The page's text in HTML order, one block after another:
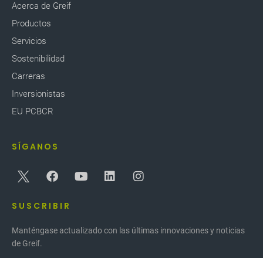
Acerca de Greif
Productos
Servicios
Sostenibilidad
Carreras
Inversionistas
EU PCBCR
SÍGANOS
SUSCRIBIR
Manténgase actualizado con las últimas innovaciones y noticias
de Greif.